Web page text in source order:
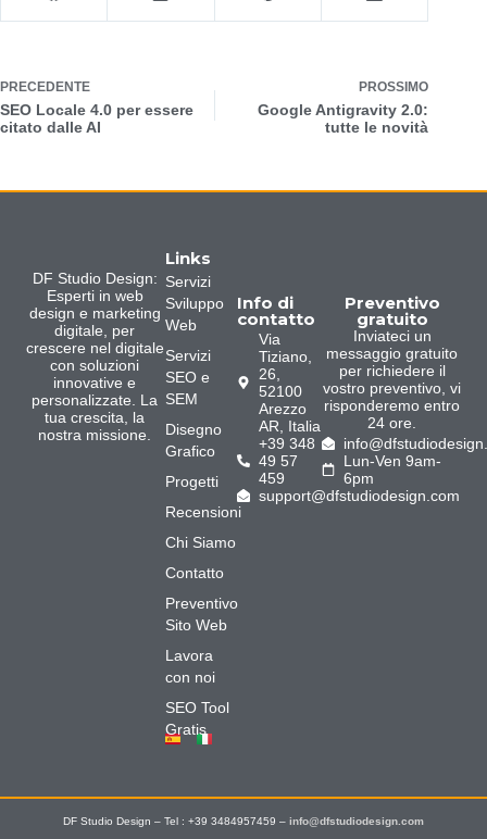
PRECEDENTE
SEO Locale 4.0 per essere
citato dalle AI
PROSSIMO
Google Antigravity 2.0:
tutte le novità
DF Studio Design:
Esperti in web
design e marketing
digitale, per
crescere nel digitale
con soluzioni
innovative e
personalizzate. La
tua crescita, la
nostra missione.
Links
Servizi
Sviluppo
Web
Servizi
SEO e
SEM
Disegno
Grafico
Progetti
Recensioni
Chi Siamo
Contatto
Preventivo
Sito Web
Lavora
con noi
SEO Tool
Gratis
Info di
contatto
Via
Tiziano,
26,
52100
Arezzo
AR, Italia
+39 348
49 57
459
support@dfstudiodesign.com
Preventivo
gratuito
Inviateci un
messaggio gratuito
per richiedere il
vostro preventivo, vi
risponderemo entro
24 ore.
Lun-Ven 9am-
6pm
DF Studio Design – Tel : +39 3484957459 – info@dfstudiodesign.com